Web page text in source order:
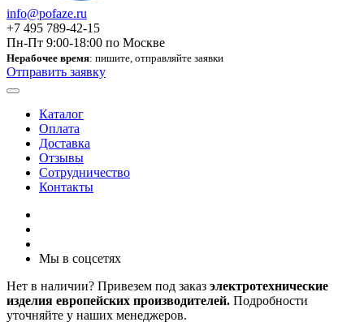
info@pofaze.ru
+7 495 789-42-15
Пн-Пт 9:00-18:00 по Москве
Нерабочее время: пишите, отправляйте заявки
Отправить заявку
Каталог
Оплата
Доставка
Отзывы
Сотрудничество
Контакты
Мы в соцсетях
Нет в наличии? Привезем под заказ электротехнические
изделия европейских производителей. Подробности
уточняйте у наших менеджеров.